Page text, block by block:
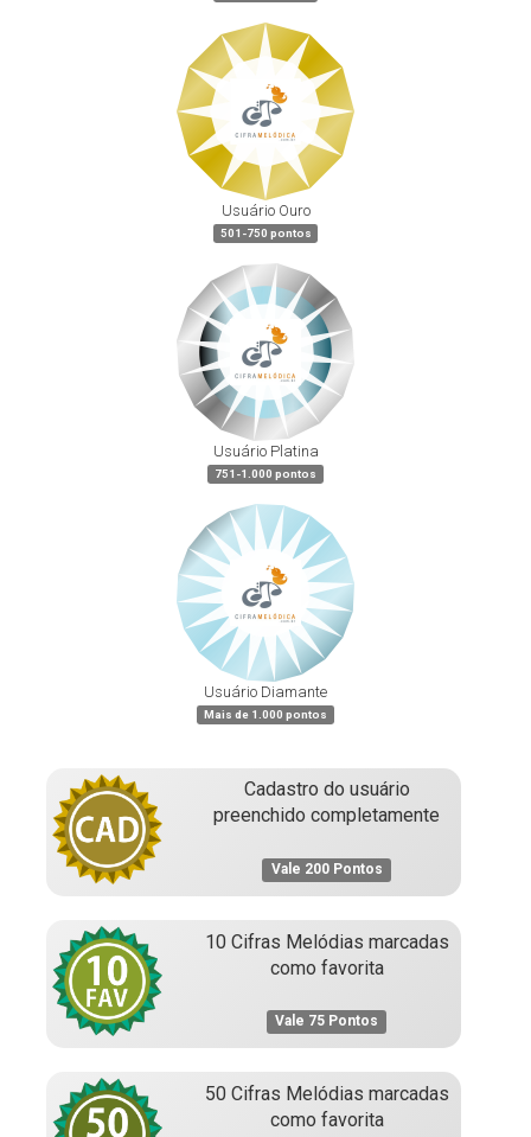
Usuário Ouro
501-750 pontos
Usuário Platina
751-1.000 pontos
Usuário Diamante
Mais de 1.000 pontos
Cadastro do usuário
preenchido completamente
Vale 200 Pontos
10 Cifras Melódias marcadas
como favorita
Vale 75 Pontos
50 Cifras Melódias marcadas
como favorita